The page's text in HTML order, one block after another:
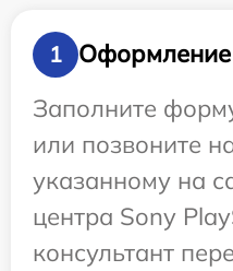
1
Оформление
Заполните
или позвоните
указанному на
центра Sony
консультант